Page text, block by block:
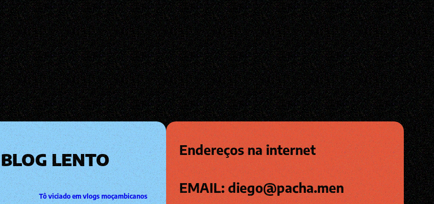
BLOG LENTO
Tô viciado em vlogs moçambicanos
Endereços na internet
EMAIL: diego@pacha.men